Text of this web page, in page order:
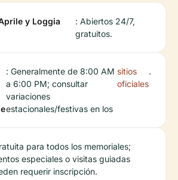
y Loggia
: Abiertos 24/7,
gratuitos.
: Generalmente de 8:00 AM
a 6:00 PM; consultar
variaciones
estacionales/festivas en los
sitios
oficiales
.
para todos los memoriales;
especiales o visitas guiadas
requerir inscripción.